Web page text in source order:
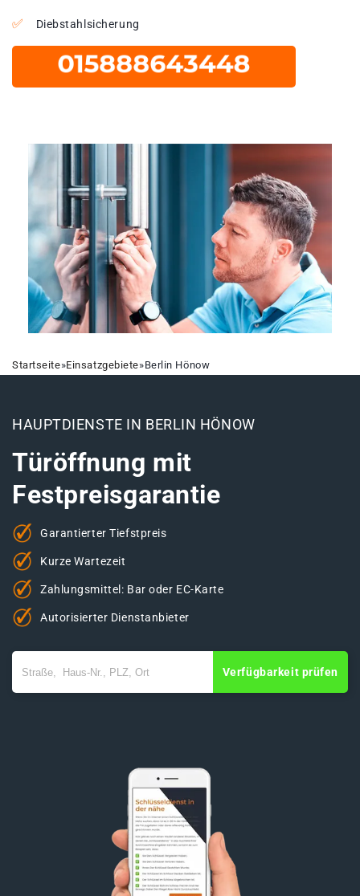
Diebstahlsicherung
Startseite»Einsatzgebiete»Berlin Hönow
HAUPTDIENSTE IN BERLIN HÖNOW
Türöffnung mit
Festpreisgarantie
Garantierter Tiefstpreis
Kurze Wartezeit
Zahlungsmittel: Bar oder EC-Karte
Autorisierter Dienstanbieter
Verfügbarkeit prüfen